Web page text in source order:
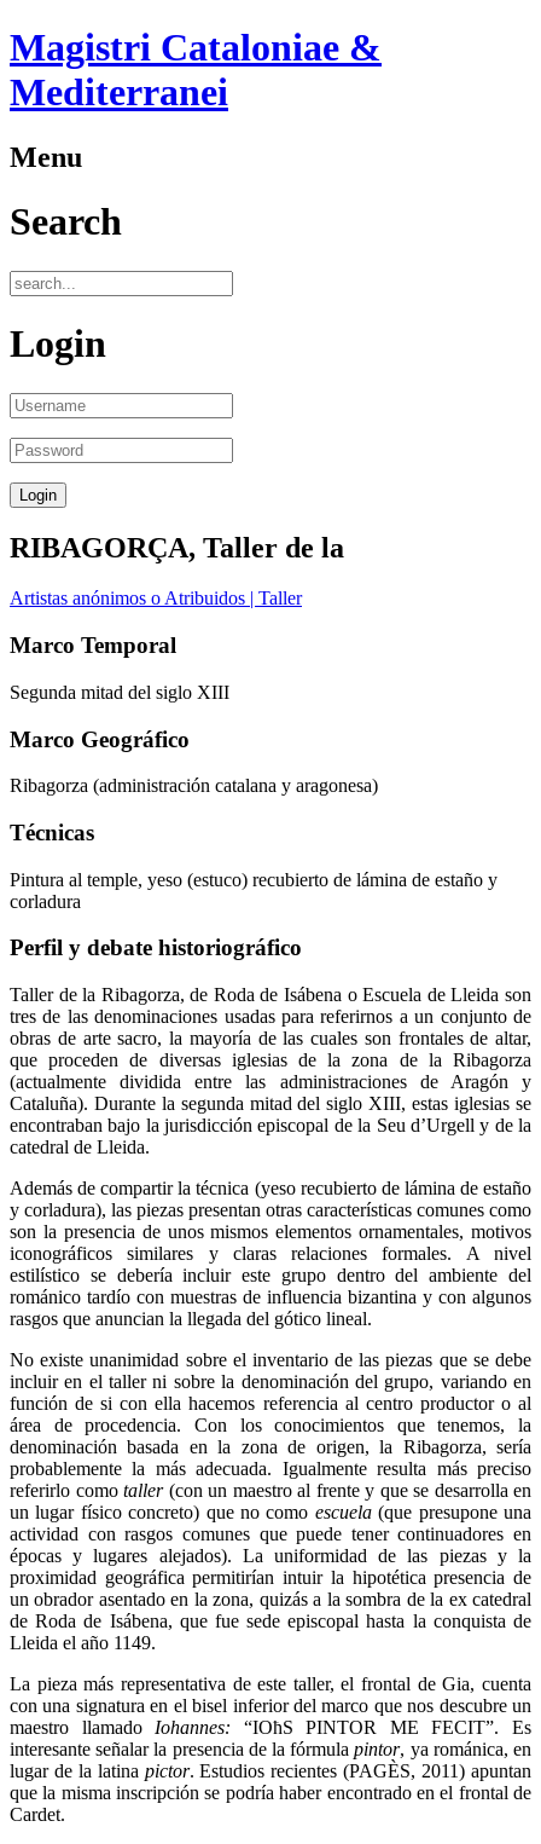
Magistri Cataloniae &
Mediterranei
Menu
Search
Login
RIBAGORÇA, Taller de la
Artistas anónimos o Atribuidos | Taller
Marco Temporal
Segunda mitad del siglo XIII
Marco Geográfico
Ribagorza (administración catalana y aragonesa)
Técnicas
Pintura al temple, yeso (estuco) recubierto de lámina de estaño y
corladura
Perfil y debate historiográfico
Taller de la Ribagorza, de Roda de Isábena o Escuela de Lleida son
tres de las denominaciones usadas para referirnos a un conjunto de
obras de arte sacro, la mayoría de las cuales son frontales de altar,
que proceden de diversas iglesias de la zona de la Ribagorza
(actualmente dividida entre las administraciones de Aragón y
Cataluña). Durante la segunda mitad del siglo XIII, estas iglesias se
encontraban bajo la jurisdicción episcopal de la Seu d’Urgell y de la
catedral de Lleida.
Además de compartir la técnica (yeso recubierto de lámina de estaño
y corladura), las piezas presentan otras características comunes como
son la presencia de unos mismos elementos ornamentales, motivos
iconográficos similares y claras relaciones formales. A nivel
estilístico se debería incluir este grupo dentro del ambiente del
románico tardío con muestras de influencia bizantina y con algunos
rasgos que anuncian la llegada del gótico lineal.
No existe unanimidad sobre el inventario de las piezas que se debe
incluir en el taller ni sobre la denominación del grupo, variando en
función de si con ella hacemos referencia al centro productor o al
área de procedencia. Con los conocimientos que tenemos, la
denominación basada en la zona de origen, la Ribagorza, sería
probablemente la más adecuada. Igualmente resulta más preciso
referirlo como taller (con un maestro al frente y que se desarrolla en
un lugar físico concreto) que no como escuela(que presupone una
actividad con rasgos comunes que puede tener continuadores en
épocas y lugares alejados). La uniformidad de las piezas y la
proximidad geográfica permitirían intuir la hipotética presencia de
un obrador asentado en la zona, quizás a la sombra de la ex catedral
de Roda de Isábena, que fue sede episcopal hasta la conquista de
Lleida el año 1149.
La pieza más representativa de este taller, el frontal de Gia, cuenta
con una signatura en el bisel inferior del marco que nos descubre un
maestro llamadoIohannes: “IOħS PINTOR ME FECIT”. Es
interesante señalar la presencia de la fórmulapintor, ya románica, en
lugar de la latina pictor. Estudios recientes (PAGÈS, 2011) apuntan
que la misma inscripción se podría haber encontrado en el frontal de
Cardet.